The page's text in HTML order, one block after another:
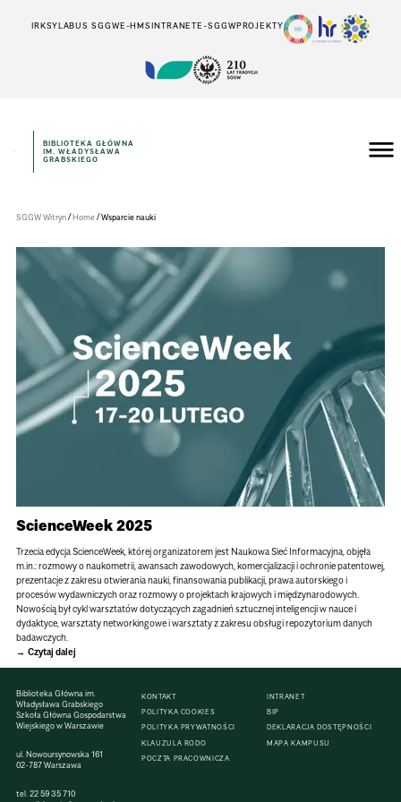
IRKSYLABUS SGGWE-HMSINTRANETE-SGGWPROJEKTY
Główna
w
BIBLIOTEKA GŁÓWNA
IM. WŁADYSŁAWA
GRABSKIEGO
SGGW Witryn/Home/Wsparcie nauki
ScienceWeek 2025
Trzecia edycja ScienceWeek, której organizatorem jest Naukowa Sieć Informacyjna, objęła
m.in.: rozmowy o naukometrii, awansach zawodowych, komercjalizacji i ochronie patentowej,
prezentacje z zakresu otwierania nauki, finansowania publikacji, prawa autorskiego i
procesów wydawniczych oraz rozmowy o projektach krajowych i międzynarodowych.
Nowością był cykl warsztatów dotyczących zagadnień sztucznej inteligencji w nauce i
dydaktyce, warsztaty networkingowe i warsztaty z zakresu obsługi repozytorium danych
badawczych.
Czytaj dalej
Biblioteka Główna im.
Władysława Grabskiego
Szkoła Główna Gospodarstwa
Wiejskiego w Warszawie
ul. Nowoursynowska 161
02-787 Warszawa
tel. 22 59 35 710
KONTAKT
POLITYKA COOKIES
POLITYKA PRYWATNOŚCI
KLAUZULA RODO
POCZTA PRACOWNICZA
INTRANET
BIP
DEKLARACJA DOSTĘPNOŚCI
MAPA KAMPUSU